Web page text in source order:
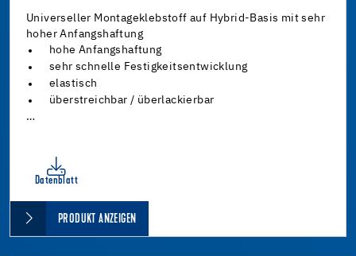
Universeller Montageklebstoff auf Hybrid-Basis mit sehr
hoher Anfangshaftung
hohe Anfangshaftung
sehr schnelle Festigkeitsentwicklung
elastisch
überstreichbar / überlackierbar
…
Datenblatt
PRODUKT ANZEIGEN